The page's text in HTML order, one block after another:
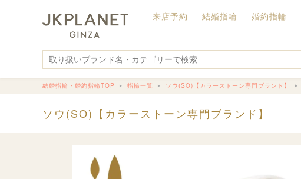
来店予約 結婚指輪 婚約指輪
結婚指輪・婚約指輪TOP 指輪一覧 ソウ(SO)【カラーストーン専門ブランド】
ソウ(SO)【カラーストーン専門ブランド】